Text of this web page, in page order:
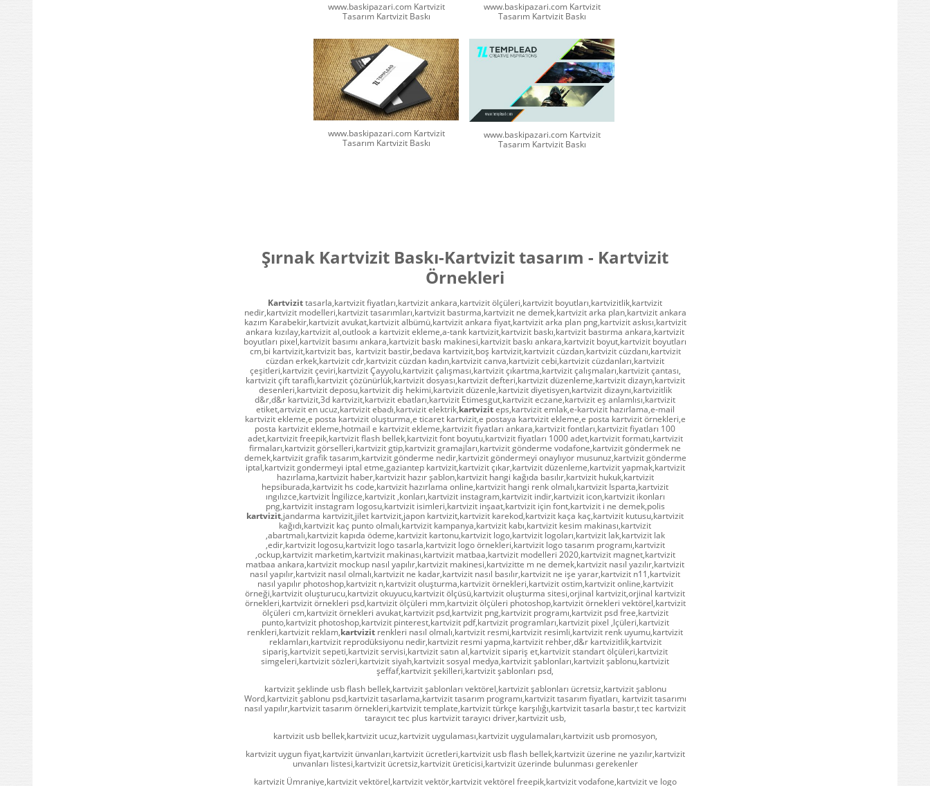
www.baskipazari.com Kartvizit
Tasarım Kartvizit Baskı
www.baskipazari.com Kartvizit
Tasarım Kartvizit Baskı
www.baskipazari.com Kartvizit
Tasarım Kartvizit Baskı
www.baskipazari.com Kartvizit
Tasarım Kartvizit Baskı
Şırnak Kartvizit Baskı-Kartvizit tasarım - Kartvizit
Örnekleri
Kartvizittasarla,kartvizit fiyatları,kartvizit ankara,kartvizit ölçüleri,kartvizit boyutları,kartvizitlik,kartvizit
nedir,kartvizit modelleri,kartvizit tasarımları,kartvizit bastırma,kartvizit ne demek,kartvizit arka plan,kartvizit ankara
kazım Karabekir,kartvizit avukat,kartvizit albümü,kartvizit ankara fiyat,kartvizit arka plan png,kartvizit askısı,kartvizit
ankara kızılay,kartvizit al,outlook a kartvizit ekleme,a-tank kartvizit,kartvizit baskı,kartvizit bastırma ankara,kartvizit
boyutları pixel,kartvizit basımı ankara,kartvizit baskı makinesi,kartvizit baskı ankara,kartvizit boyut,kartvizit boyutları
cm,bi kartvizit,kartvizit bas, kartvizit bastir,bedava kartvizit,boş kartvizit,kartvizit cüzdan,kartvizit cüzdanı,kartvizit
cüzdan erkek,kartvizit cdr,kartvizit cüzdan kadın,kartvizit canva,kartvizit cebi,kartvizit cüzdanları,kartvizit
çeşitleri,kartvizit çeviri,kartvizit Çayyolu,kartvizit çalışması,kartvizit çıkartma,kartvizit çalışmaları,kartvizit çantası,
kartvizit çift taraflı,kartvizit çözünürlük,kartvizit dosyası,kartvizit defteri,kartvizit düzenleme,kartvizit dizayn,kartvizit
desenleri,kartvizit deposu,kartvizit diş hekimi,kartvizit düzenle,kartvizit diyetisyen,kartvizit dizaynı,kartvizitlik
d&r,d&r kartvizit,3d kartvizit,kartvizit ebatları,kartvizit Etimesgut,kartvizit eczane,kartvizit eş anlamlısı,kartvizit
etiket,artvizit en ucuz,kartvizit ebadı,kartvizit elektrik,kartviziteps,kartvizit emlak,e-kartvizit hazırlama,e-mail
kartvizit ekleme,e posta kartvizit oluşturma,e ticaret kartvizit,e postaya kartvizit ekleme,e posta kartvizit örnekleri,e
posta kartvizit ekleme,hotmail e kartvizit ekleme,kartvizit fiyatları ankara,kartvizit fontları,kartvizit fiyatları 100
adet,kartvizit freepik,kartvizit flash bellek,kartvizit font boyutu,kartvizit fiyatları 1000 adet,kartvizit formatı,kartvizit
firmaları,kartvizit görselleri,kartvizit gtip,kartvizit gramajları,kartvizit gönderme vodafone,kartvizit göndermek ne
demek,kartvizit grafik tasarım,kartvizit gönderme nedir,kartvizit göndermeyi onaylıyor musunuz,kartvizit gönderme
iptal,kartvizit gondermeyi iptal etme,gaziantep kartvizit,kartvizit çıkar,kartvizit düzenleme,kartvizit yapmak,kartvizit
hazırlama,kartvizit haber,kartvizit hazır şablon,kartvizit hangi kağıda basılır,kartvizit hukuk,kartvizit
hepsiburada,kartvizit hs code,kartvizit hazırlama online,kartvizit hangi renk olmalı,kartvizit Isparta,kartvizit
ıngılızce,kartvizit İngilizce,kartvizit ,konları,kartvizit instagram,kartvizit indir,kartvizit icon,kartvizit ikonları
png,kartvizit instagram logosu,kartvizit isimleri,kartvizit inşaat,kartvizit için font,kartvizit i ne demek,polis
kartvizit,jandarma kartvizit,jilet kartvizit,japon kartvizit,kartvizit karekod,kartvizit kaça kaç,kartvizit kutusu,kartvizit
kağıdı,kartvizit kaç punto olmalı,kartvizit kampanya,kartvizit kabı,kartvizit kesim makinası,kartvizit
,abartmalı,kartvizit kapıda ödeme,kartvizit kartonu,kartvizit logo,kartvizit logoları,kartvizit lak,kartvizit lak
,edir,kartvizit logosu,kartvizit logo tasarla,kartvizit logo örnekleri,kartvizit logo tasarım programı,kartvizit
,ockup,kartvizit marketim,kartvizit makinası,kartvizit matbaa,kartvizit modelleri 2020,kartvizit magnet,kartvizit
matbaa ankara,kartvizit mockup nasıl yapılır,kartvizit makinesi,kartvizitte m ne demek,kartvizit nasıl yazılır,kartvizit
nasıl yapılır,kartvizit nasıl olmalı,kartvizit ne kadar,kartvizit nasıl basılır,kartvizit ne işe yarar,kartvizit n11,kartvizit
nasıl yapılır photoshop,kartvizit n,kartvizit oluşturma,kartvizit örnekleri,kartvizit ostim,kartvizit online,kartvizit
örneği,kartvizit oluşturucu,kartvizit okuyucu,kartvizit ölçüsü,kartvizit oluşturma sitesi,orjinal kartvizit,orjinal kartvizit
örnekleri,kartvizit örnekleri psd,kartvizit ölçüleri mm,kartvizit ölçüleri photoshop,kartvizit örnekleri vektörel,kartvizit
ölçüleri cm,kartvizit örnekleri avukat,kartvizit psd,kartvizit png,kartvizit programı,kartvizit psd free,kartvizit
punto,kartvizit photoshop,kartvizit pinterest,kartvizit pdf,kartvizit programları,kartvizit pixel ,lçüleri,kartvizit
renkleri,kartvizit reklam,kartvizit renkleri nasıl olmalı,kartvizit resmi,kartvizit resimli,kartvizit renk uyumu,kartvizit
reklamları,kartvizit reprodüksiyonu nedir,kartvizit resmi yapma,kartvizit rehber,d&r kartvizitlik,kartvizit
sipariş,kartvizit sepeti,kartvizit servisi,kartvizit satın al,kartvizit sipariş et,kartvizit standart ölçüleri,kartvizit
simgeleri,kartvizit sözleri,kartvizit siyah,kartvizit sosyal medya,kartvizit şablonları,kartvizit şablonu,kartvizit
şeffaf,kartvizit şekilleri,kartvizit şablonları psd,
kartvizit şeklinde usb flash bellek,kartvizit şablonları vektörel,kartvizit şablonları ücretsiz,kartvizit şablonu
Word,kartvizit şablonu psd,kartvizit tasarlama,kartvizit tasarım programı,kartvizit tasarım fiyatları, kartvizit tasarımı
nasıl yapılır,kartvizit tasarım örnekleri,kartvizit template,kartvizit türkçe karşılığı,kartvizit tasarla bastır,t tec kartvizit
tarayıcıt tec plus kartvizit tarayıcı driver,kartvizit usb,
kartvizit usb bellek,kartvizit ucuz,kartvizit uygulaması,kartvizit uygulamaları,kartvizit usb promosyon,
kartvizit uygun fiyat,kartvizit ünvanları,kartvizit ücretleri,kartvizit usb flash bellek,kartvizit üzerine ne yazılır,kartvizit
unvanları listesi,kartvizit ücretsiz,kartvizit üreticisi,kartvizit üzerinde bulunması gerekenler
kartvizit Ümraniye,kartvizit vektörel,kartvizit vektör,kartvizit vektörel freepik,kartvizit vodafone,kartvizit ve logo